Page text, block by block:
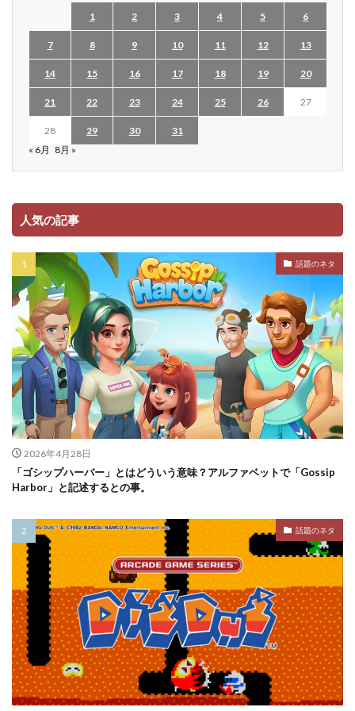
1 2 3 4 5 6
7 8 9 10 11 12 13
14 15 16 17 18 19 20
21 22 23 24 25 26 27
28 29 30
31
« 6月 8月 »
人気の記事
話題のネタ
2026年4月28日
「ゴシップハーバー」とはどういう意味？アルファベットで「Gossip
Harbor」と記述するとの事。
話題のネタ